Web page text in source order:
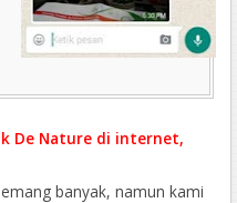
De Nature di internet,
banyak, namun kami